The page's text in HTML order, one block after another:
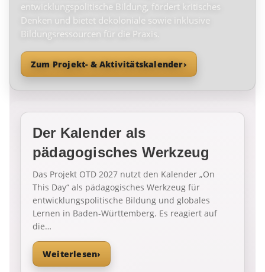
entwicklungspolitische Bildung, fördert kritisches
Denken und bietet dekoloniale sowie inklusive
Bildungsressourcen für die Praxis.
Zum Projekt- & Aktivitätskalender›
Der Kalender als
pädagogisches Werkzeug
Das Projekt OTD 2027 nutzt den Kalender „On
This Day“ als pädagogisches Werkzeug für
entwicklungspolitische Bildung und globales
Lernen in Baden-Württemberg. Es reagiert auf
die…
Weiterlesen›